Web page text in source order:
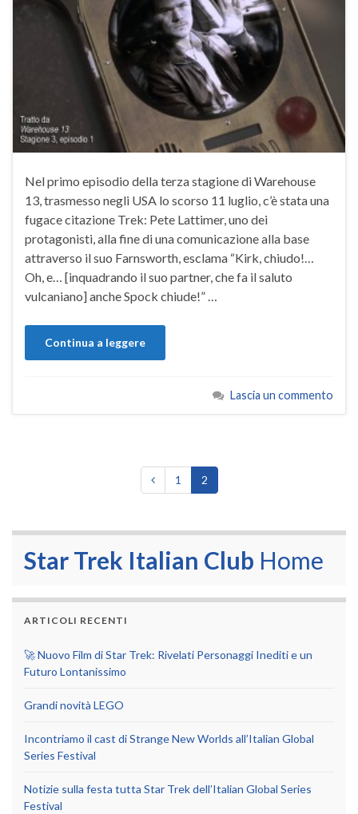
Nel primo episodio della terza stagione di Warehouse
13, trasmesso negli USA lo scorso 11 luglio, c’è stata una
fugace citazione Trek: Pete Lattimer, uno dei
protagonisti, alla fine di una comunicazione alla base
attraverso il suo Farnsworth, esclama “Kirk, chiudo!…
Oh, e… [inquadrando il suo partner, che fa il saluto
vulcaniano] anche Spock chiude!” …
Continua a leggere
Lascia un commento
1 2
Star Trek Italian Club Home
ARTICOLI RECENTI
🚀 Nuovo Film di Star Trek: Rivelati Personaggi Inediti e un
Futuro Lontanissimo
Grandi novità LEGO
Incontriamo il cast di Strange New Worlds all’Italian Global
Series Festival
Notizie sulla festa tutta Star Trek dell’Italian Global Series
Festival